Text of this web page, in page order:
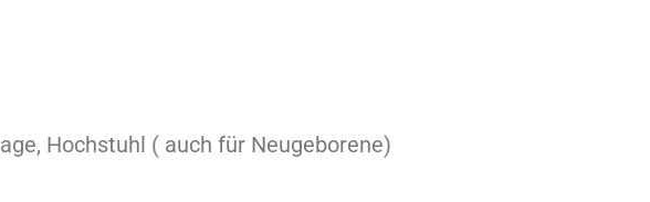
Hochstuhl ( auch für Neugeborene)